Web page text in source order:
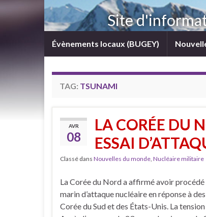
Site
Évènements locaux (BUGEY)
TAG: TSUNAMI
AVR
08
LA CORÉE DU
ESSAI
Classé dans Nouvelles du monde, Nucléaire militaire
La Corée du Nord a affirmé avoir procédé
marin d’attaque nucléaire en réponse à
Corée du Sud et des États-Unis. La